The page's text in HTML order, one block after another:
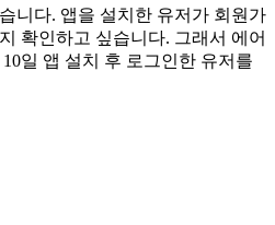
니다. 앱을 설치한 유저가 회원가
확인하고 싶습니다. 그래서 에어
일 앱 설치 후 로그인한 유저를